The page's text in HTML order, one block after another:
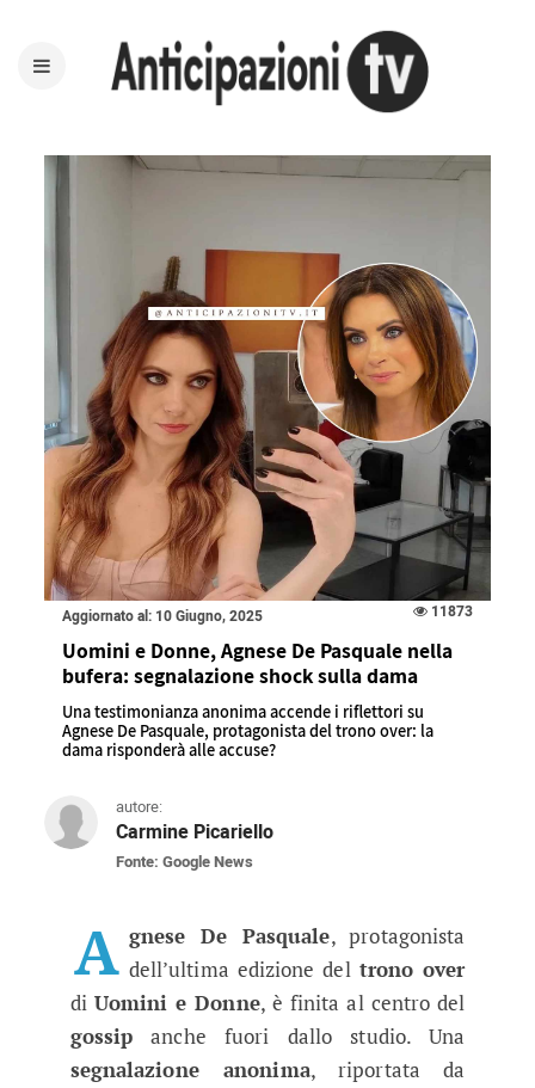
Aggiornato al: 10 Giugno, 2025 11873
Uomini e Donne, Agnese De Pasquale nella
bufera: segnalazione shock sulla dama
Una testimonianza anonima accende i riflettori su
Agnese De Pasquale, protagonista del trono over: la
dama risponderà alle accuse?
autore:
Carmine Picariello
Fonte: Google News
Uomini e Donne, Agnese De
A gnese De Pasquale, protagonista
dell’ultima edizione del trono over
di Uomini e Donne, è finita al centro del
gossip anche fuori dallo studio. Una
segnalazione anonima, riportata da